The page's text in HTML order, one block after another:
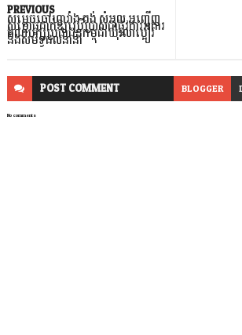
PREVIOUS
សម្តេចចៅហ្វាវាំង គង់ សំអុល អញ្ជើញ
សម្ពោធដាក់ឱ្យប្រើប្រាស់ជាផ្លូវការអគារ
គណបក្សប្រជាជនកម្ពុជាឃុំរលាប្អៀរ
និងសមិទ្ធផលនានា
POSTCOMMENT BLOGGER
No comments